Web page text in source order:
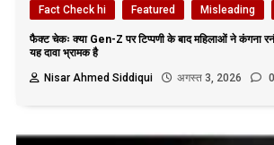
Fact Check hi Featured Misleading
फैक्ट चेकः क्या Gen-Z पर टिप्पणी के बाद महिलाओं ने कंगना
यह दावा भ्रामक है
Nisar Ahmed Siddiqui
अगस्त 3, 2026 0